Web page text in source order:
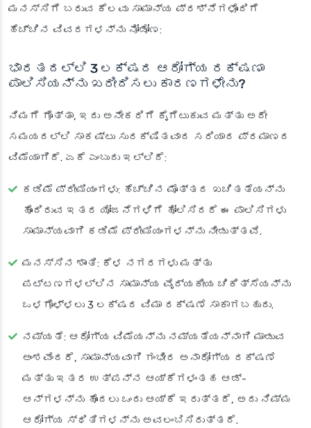
ಮನಸ್ಸಿಗೆ ಬರುವ ಕೆಲವು ಸಾಮಾನ್ಯ ಪ್ರಶ್ನೆಗಳೊಂದಿಗೆ
ಹೆಚ್ಚಿನ ವಿವರಗಳನ್ನು ನೋಡೋಣ:
ಭಾರತದಲ್ಲಿ 3 ಲಕ್ಷದ ಆರೋಗ್ಯ ರಕ್ಷಣಾ
ಪಾಲಿಸಿಯನ್ನು ಖರೀದಿಸಲು ಕಾರಣಗಳೇನು?
ನಿಮಗೆ ಗೊತ್ತಾ, ಇದು ಅನೇಕರಿಗೆ ಕೈಗೆಟುಕುವ ಮತ್ತು ಅದೇ
ಸಮಯದಲ್ಲಿ ಸಾಕಷ್ಟು ಸುರಕ್ಷಿತವಾದ ಸರಿಯಾದ ಪ್ರಮಾಣದ
ವಿಮೆಯಾಗಿದೆ. ಏಕೆ ಎಂಬುದು ಇಲ್ಲಿದೆ:
ಕಡಿಮೆ ಪ್ರೀಮಿಯಂಗಳು: ಹೆಚ್ಚಿನ ಮೊತ್ತದ ಖಚಿತತೆಯನ್ನು
ಹೊಂದಿರುವ ಇತರ ಯೋಜನೆಗಳಿಗೆ ಹೋಲಿಸಿದರೆ ಈ ಪಾಲಿಸಿಗಳು
ಸಾಮಾನ್ಯವಾಗಿ ಕಡಿಮೆ ಪ್ರೀಮಿಯಂಗಳನ್ನು ನೀಡುತ್ತವೆ.
ಮನಸ್ಸಿನ ಶಾಂತಿ: ಕೆಳ ನಗರಗಳು ಮತ್ತು
ಪಟ್ಟಣಗಳಲ್ಲಿನ ಸಾಮಾನ್ಯ ವೈದ್ಯಕೀಯ ಚಿಕಿತ್ಸೆಯನ್ನು
ಒಳಗೊಳ್ಳಲು 3 ಲಕ್ಷದ ವಿಮಾ ರಕ್ಷಣೆ ಸಾಕಾಗಬಹುದು.
ನಮ್ಯತೆ: ಆರೋಗ್ಯ ವಿಮೆಯನ್ನು ನಮ್ಯತೆಯನ್ನಾಗಿ ಮಾಡುವ
ಅಂಶವೆಂದರೆ, ಸಾಮಾನ್ಯವಾಗಿ ಗಂಭೀರ ಅನಾರೋಗ್ಯ ರಕ್ಷಣೆ
ಮತ್ತು ಇತರ ಉತ್ಪನ್ನ ಆಯ್ಕೆಗಳಂತಹ ಆಡ್-
ಆನ್‌ಗಳನ್ನು ಹೊಂದಲು ಒಂದು ಆಯ್ಕೆ ಇರುತ್ತದೆ, ಅದು ನಿಮ್ಮ
ಆರೋಗ್ಯ ಸ್ಥಿತಿಗಳನ್ನು ಅವಲಂಬಿಸಿರುತ್ತದೆ.